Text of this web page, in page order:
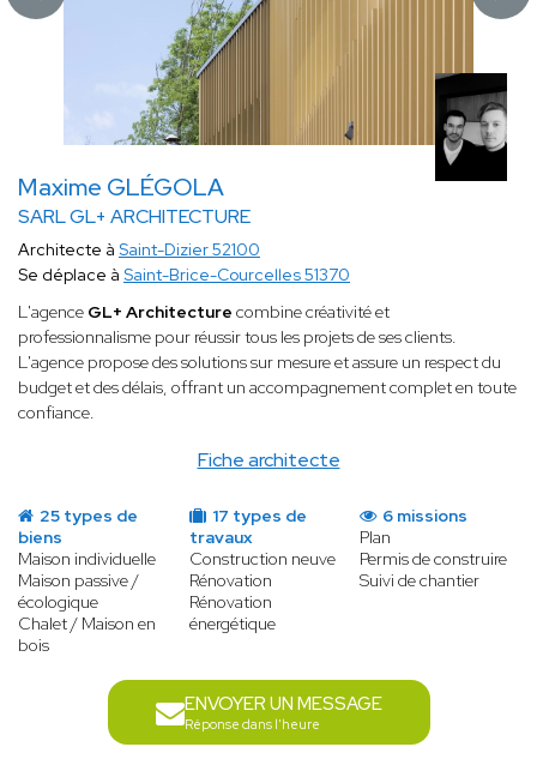
Maxime GLÉGOLA
SARL GL+ ARCHITECTURE
Fiche architecte
Architecte à Saint-Dizier 52100
Se déplace à Saint-Brice-Courcelles 51370
L'agence GL+ Architecture combine créativité et
professionnalisme pour réussir tous les projets de ses clients.
L'agence propose des solutions sur mesure et assure un respect du
budget et des délais, offrant un accompagnement complet en toute
confiance.
25 types de
biens
Maison individuelle
Maison passive /
écologique
Chalet / Maison en
bois
17 types de
travaux
Construction neuve
Rénovation
Rénovation
énergétique
6 missions
Plan
Permis de construire
Suivi de chantier
ENVOYER UN MESSAGE
Réponse dans l'heure